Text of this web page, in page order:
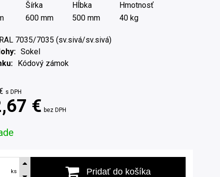
Šírka Hĺbka
Hmotnosť
600 mm 500 mm 40 kg
7035/7035 (sv.sivá/sv.sivá)
Sokel
Kódový zámok
s DPH
€ bez DPH
ks Pridať do košíka